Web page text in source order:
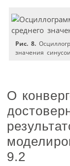
Рис. 8.
значения
О
9.2